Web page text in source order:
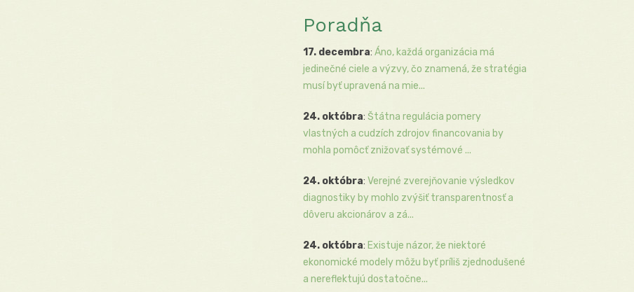
Poradňa
17. decembra: Áno, každá organizácia má
jedinečné ciele a výzvy, čo znamená, že stratégia
musí byť upravená na mie...
24. októbra: Štátna regulácia pomery
vlastných a cudzích zdrojov financovania by
mohla pomôcť znižovať systémové ...
24. októbra: Verejné zverejňovanie výsledkov
diagnostiky by mohlo zvýšiť transparentnosť a
dôveru akcionárov a zá...
24. októbra: Existuje názor, že niektoré
ekonomické modely môžu byť príliš zjednodušené
a nereflektujú dostatočne...